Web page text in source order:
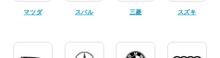
マツダ スバル 三菱 スズキ